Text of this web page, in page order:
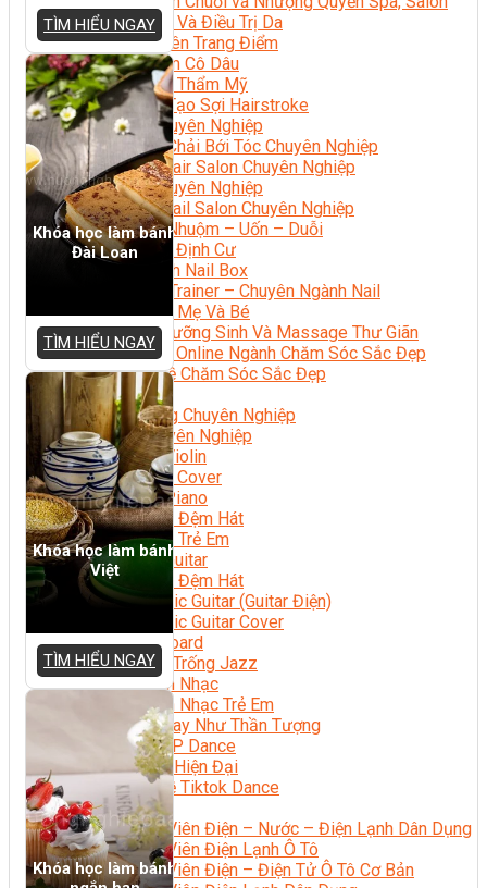
Chăm Sóc Và Điều Trị Da
Chuyên Viên Trang Điểm
Trang Điểm Cô Dâu
Phun Xăm Thẩm Mỹ
Kỹ Thuật Tạo Sợi Hairstroke
Barber Chuyên Nghiệp
Kỹ Thuật Chải Bới Tóc Chuyên Nghiệp
Quản Lý Hair Salon Chuyên Nghiệp
Nối Mi Chuyên Nghiệp
Quản Lý Nail Salon Chuyên Nghiệp
Kỹ Thuật Nhuộm – Uốn – Duỗi
Nail Salon Định Cư
Kinh Doanh Nail Box
Train The Trainer – Chuyên Ngành Nail
Chăm Sóc Mẹ Và Bé
Gội Đầu Dưỡng Sinh Và Massage Thư Giãn
Marketing Online Ngành Chăm Sóc Sắc Đẹp
Chuyên Đề Chăm Sóc Sắc Đẹp
Âm Nhạc
Nhạc Công Chuyên Nghiệp
Ca Sĩ Chuyên Nghiệp
Học Đàn Violin
Học Violin Cover
Học Đàn Piano
Học Piano Đệm Hát
Học Piano Trẻ Em
Học Đàn Guitar
Học Guitar Đệm Hát
Học Electric Guitar (Guitar Điện)
Học Electric Guitar Cover
Học Keyboard
Học Đánh Trống Jazz
Học Thanh Nhạc
Học Thanh Nhạc Trẻ Em
Học Hát Hay Như Thần Tượng
Học K-POP Dance
Học Nhảy Hiện Đại
Chuyên Đề Tiktok Dance
Kỹ Thuật – Công Nghệ
Kỹ Thuật Viên Điện – Nước – Điện Lạnh Dân Dụng
Kỹ Thuật Viên Điện Lạnh Ô Tô
Kỹ Thuật Viên Điện – Điện Tử Ô Tô Cơ Bản
TÌM HIỂU NGAY
Khóa học làm bánh
Đài Loan
TÌM HIỂU NGAY
Khóa học làm bánh
Việt
TÌM HIỂU NGAY
Khóa học làm bánh